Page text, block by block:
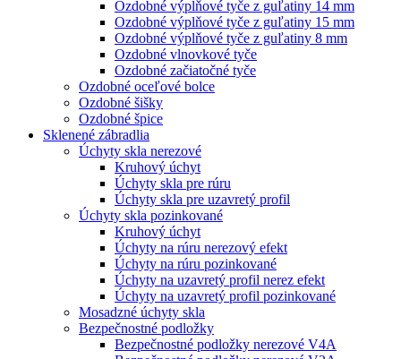
Ozdobné výplňové tyče z guľatiny 14 mm
Ozdobné výplňové tyče z guľatiny 15 mm
Ozdobné výplňové tyče z guľatiny 8 mm
Ozdobné vlnovkové tyče
Ozdobné začiatočné tyče
Ozdobné oceľové bolce
Ozdobné šišky
Ozdobné špice
Sklenené zábradlia
Úchyty skla nerezové
Kruhový úchyt
Úchyty skla pre rúru
Úchyty skla pre uzavretý profil
Úchyty skla pozinkované
Kruhový úchyt
Úchyty na rúru nerezový efekt
Úchyty na rúru pozinkované
Úchyty na uzavretý profil nerez efekt
Úchyty na uzavretý profil pozinkované
Mosadzné úchyty skla
Bezpečnostné podložky
Bezpečnostné podložky nerezové V4A